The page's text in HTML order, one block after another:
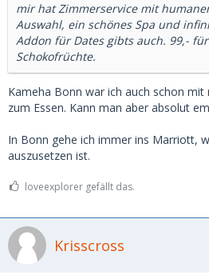
mir hat Zimmerservice mit
Auswahl, ein schönes Spa und
Addon für Dates gibts auch. 99,-
Schokofrüchte.
Kameha Bonn war ich auch schon mit
zum Essen. Kann man aber absolut
In Bonn gehe ich immer ins Marriott,
auszusetzen ist.
loveexplorer gefällt das.
Krisscross